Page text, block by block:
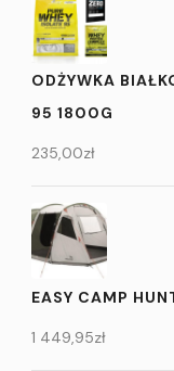
ODŻYWKA
95 1800G
235,00zł
EASY CAMP
1 449,95zł